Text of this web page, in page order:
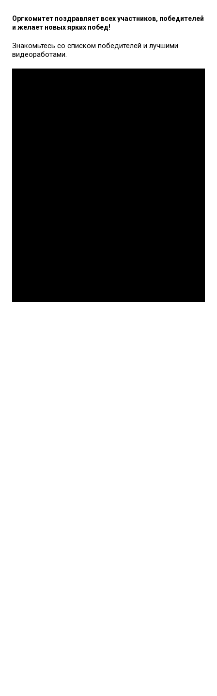
Оргкомитет поздравляет всех участников, победителей
и желает новых ярких побед!
Знакомьтесь со списком победителей и лучшими
видеоработами.